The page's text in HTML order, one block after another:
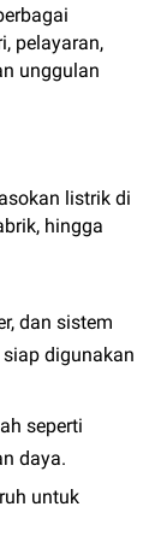
pelayaran,
unggulan
listrik di
hingga
dan sistem
digunakan
seperti
daya.
untuk